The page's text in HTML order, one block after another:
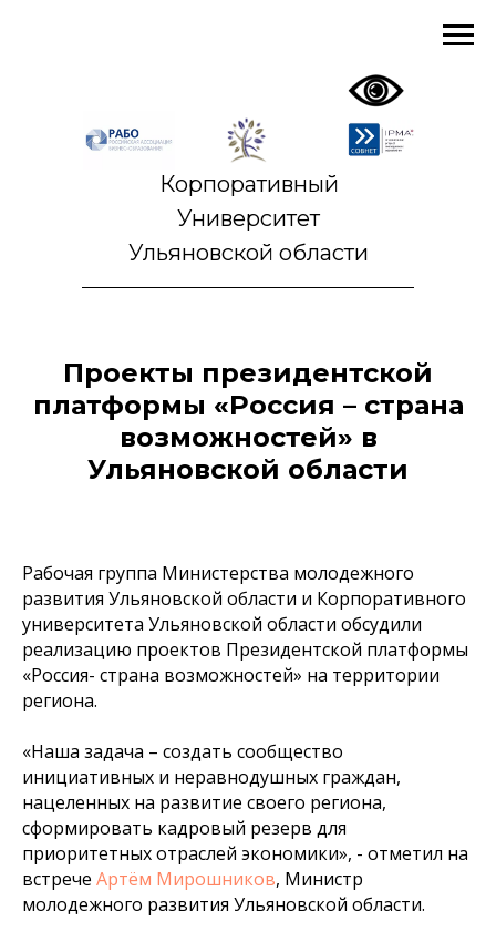
Корпоративный
Университет
Ульяновской области
Проекты президентской
платформы «Россия – страна
возможностей» в
Ульяновской области
Рабочая группа Министерства молодежного
развития Ульяновской области и Корпоративного
университета Ульяновской области обсудили
реализацию проектов Президентской платформы
«Россия- страна возможностей» на территории
региона.
«Наша задача – создать сообщество
инициативных и неравнодушных граждан,
нацеленных на развитие своего региона,
сформировать кадровый резерв для
приоритетных отраслей экономики», - отметил на
встрече Артём Мирошников, Министр
молодежного развития Ульяновской области.